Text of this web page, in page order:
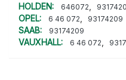
HOLDEN: 646072
OPEL: 6 46 072 93174209
SAAB: 93174209
VAUXHALL: 6 46 072